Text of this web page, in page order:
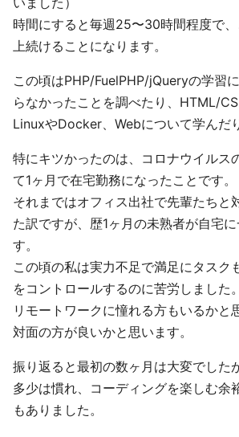
時間にすると毎週25〜30時間程度で
上続けることになります。
この頃はPHP/FuelPHP/jQueryの学習
らなかったことを調べたり、HTML/
LinuxやDocker、Webについて学んだ
特にキツかったのは、コロナウイルス
て1ヶ月で在宅勤務になったことです。
それまではオフィス出社で先輩たちと
た訳ですが、歴1ヶ月の未熟者が自宅
す。
この頃の私は実力不足で満足にタスク
をコントロールするのに苦労しました。
リモートワークに憧れる方もいるかと
対面の方が良いかと思います。
振り返ると最初の数ヶ月は大変でした
多少は慣れ、コーディングを楽しむ余
もありました。